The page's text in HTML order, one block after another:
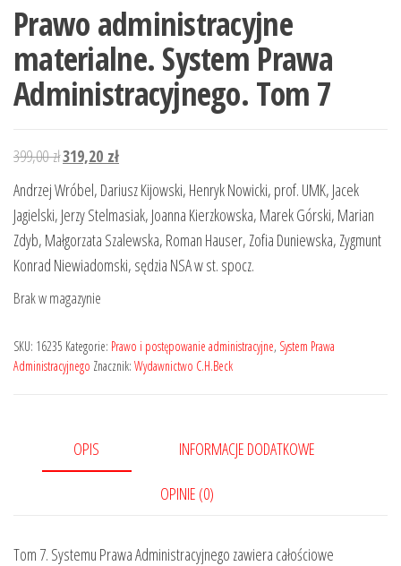
Prawo administracyjne
materialne. System Prawa
Administracyjnego. Tom 7
399,00złPierwotna
cena
wynosiła:
399,00 zł.
319,20 złAktualna
cena
wynosi:
319,20 zł.
Andrzej Wróbel, Dariusz Kijowski, Henryk Nowicki, prof. UMK, Jacek
Jagielski, Jerzy Stelmasiak, Joanna Kierzkowska, Marek Górski, Marian
Zdyb, Małgorzata Szalewska, Roman Hauser, Zofia Duniewska, Zygmunt
Konrad Niewiadomski, sędzia NSA w st. spocz.
Brak w magazynie
SKU: 16235 Kategorie: Prawo i postępowanie administracyjne, System Prawa
Administracyjnego Znacznik: Wydawnictwo C.H.Beck
OPIS INFORMACJE DODATKOWE
OPINIE (0)
Tom 7. Systemu Prawa Administracyjnego zawiera całościowe